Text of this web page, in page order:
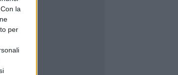
Con la
per